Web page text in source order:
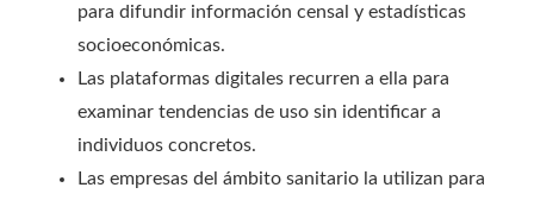
para difundir información censal y estadísticas
socioeconómicas.
Las plataformas digitales recurren a ella para
examinar tendencias de uso sin identificar a
individuos concretos.
Las empresas del ámbito sanitario la utilizan para